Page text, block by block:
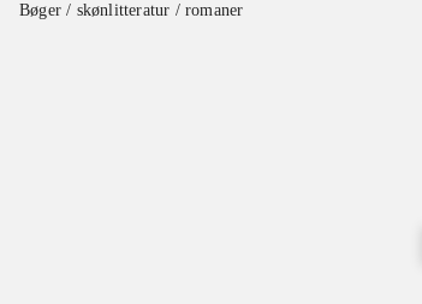
Bøger / skønlitteratur / romaner